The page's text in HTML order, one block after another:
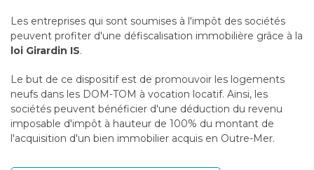
Les entreprises qui sont soumises à l'impôt des sociétés
peuvent profiter d'une défiscalisation immobilière grâce à la
loi Girardin IS.
Le but de ce dispositif est de promouvoir les logements
neufs dans les DOM-TOM à vocation locatif. Ainsi, les
sociétés peuvent bénéficier d'une déduction du revenu
imposable d'impôt à hauteur de 100% du montant de
l'acquisition d'un bien immobilier acquis en Outre-Mer.